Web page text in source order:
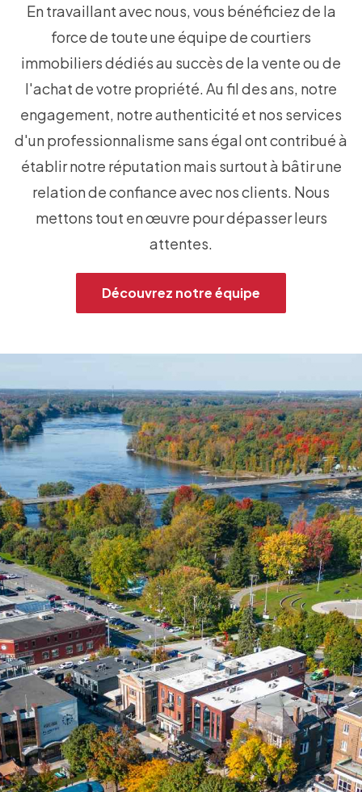
En travaillant avec nous, vous bénéficiez de la
force de toute une équipe de courtiers
immobiliers dédiés au succès de la vente ou de
l'achat de votre propriété. Au fil des ans, notre
engagement, notre authenticité et nos services
d'un professionnalisme sans égal ont contribué à
établir notre réputation mais surtout à bâtir une
relation de confiance avec nos clients. Nous
mettons tout en œuvre pour dépasser leurs
attentes.
Découvrez notre équipe